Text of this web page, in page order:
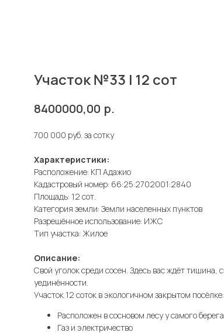
Участок №33 | 12 сот
8400000,00 р.
700 000 руб. за сотку
Характеристики:
Расположение: КП Адажио
Кадастровый номер: 66:25:2702001:2840
Площадь: 12 сот.
Категория земли: Земли населенных пунктов
Разрешённое использование: ИЖС
Тип участка: Жилое
Описание:
Свой уголок среди сосен. Здесь вас ждёт тишина,
уединённости.
Участок 12 соток в экологичном закрытом посёлке:
Расположен в сосновом лесу у самого
Газ и электричество